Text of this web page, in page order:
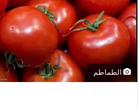
الطماطم